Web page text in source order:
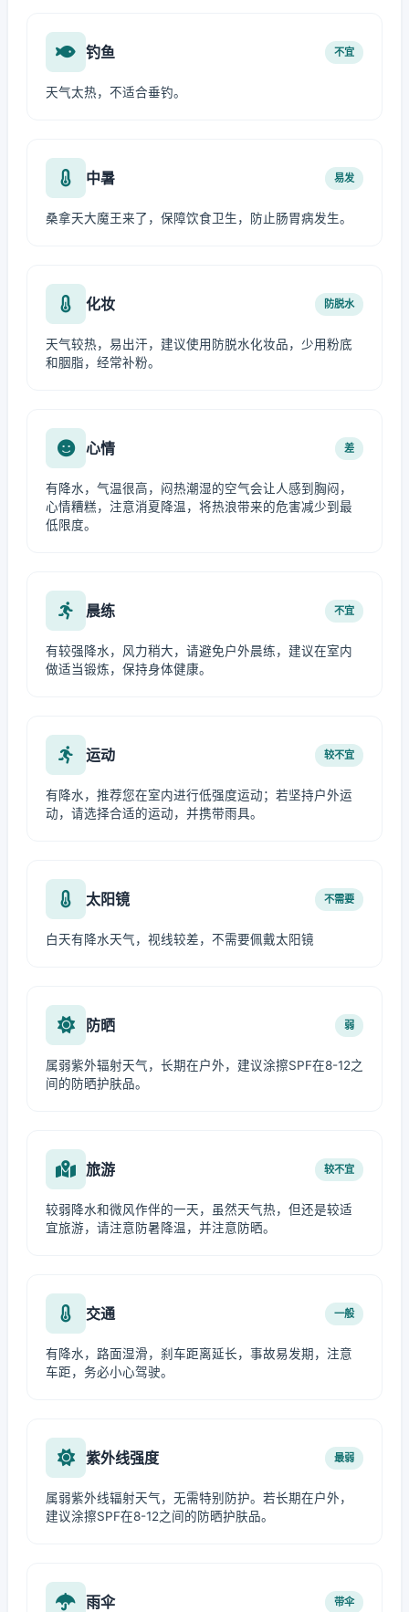
钓鱼 不宜
天气太热，不适合垂钓。
中暑 易发
桑拿天大魔王来了，保障饮食卫生，防止肠胃病发生。
化妆 防脱水
天气较热，易出汗，建议使用防脱水化妆品，少用粉底
和胭脂，经常补粉。
心情 差
有降水，气温很高，闷热潮湿的空气会让人感到胸闷，
心情糟糕，注意消夏降温，将热浪带来的危害减少到最
低限度。
晨练 不宜
有较强降水，风力稍大，请避免户外晨练，建议在室内
做适当锻炼，保持身体健康。
运动 较不宜
有降水，推荐您在室内进行低强度运动；若坚持户外运
动，请选择合适的运动，并携带雨具。
太阳镜 不需要
白天有降水天气，视线较差，不需要佩戴太阳镜
防晒 弱
属弱紫外辐射天气，长期在户外，建议涂擦SPF在8-12之
间的防晒护肤品。
旅游 较不宜
较弱降水和微风作伴的一天，虽然天气热，但还是较适
宜旅游，请注意防暑降温，并注意防晒。
交通 一般
有降水，路面湿滑，刹车距离延长，事故易发期，注意
车距，务必小心驾驶。
紫外线强度 最弱
属弱紫外线辐射天气，无需特别防护。若长期在户外，
建议涂擦SPF在8-12之间的防晒护肤品。
雨伞 带伞